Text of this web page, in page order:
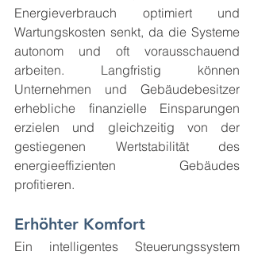
Energieverbrauch optimiert und
Wartungskosten senkt, da die Systeme
autonom und oft vorausschauend
arbeiten. Langfristig können
Unternehmen und Gebäudebesitzer
erhebliche finanzielle Einsparungen
erzielen und gleichzeitig von der
gestiegenen Wertstabilität des
energieeffizienten Gebäudes
profitieren.
Erhöhter Komfort
Ein intelligentes Steuerungssystem